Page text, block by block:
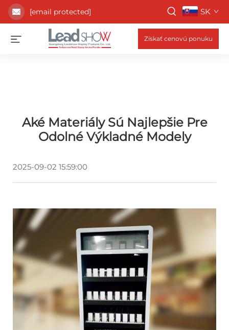
[email protected] SK
Získať cenovú ponuku
Aké Materiály Sú Najlepšie Pre
Odolné Výkladné Modely
2025-09-02 15:59:00